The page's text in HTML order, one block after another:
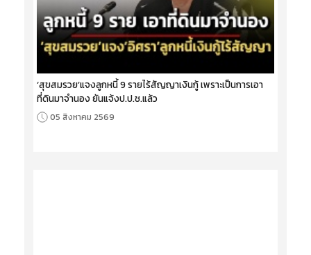
‘สุขสมรวย’แจงลูกหนี้ 9 รายไร้สัญญาเงินกู้ เพราะเป็นการเอา
ที่ดินมาจำนอง ยันแจ้งป.ป.ช.แล้ว
05 สิงหาคม 2569